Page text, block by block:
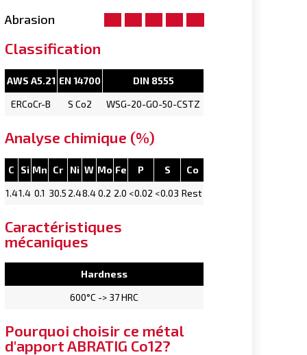
Abrasion
Classification
AWS A5.21 EN 14700
DIN 8555
ERCoCr-B
S Co2 WSG-20-GO-50-CSTZ
Analyse chimique (%)
C Si Mn Cr Ni W Mo Fe P S
Co
1.41.4 0.1 30.5 2.48.4 0.2 2.0 <0.02 <0.03 Rest
Caractéristiques
mécaniques
Hardness
600°C -> 37 HRC
Pourquoi choisir ce métal
d'apport ABRATIG Co12?